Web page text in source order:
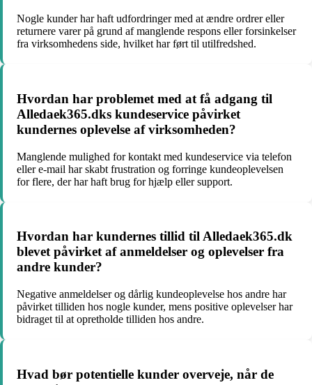
Nogle kunder har haft udfordringer med at ændre ordrer eller
returnere varer på grund af manglende respons eller forsinkelser
fra virksomhedens side, hvilket har ført til utilfredshed.
Hvordan har problemet med at få adgang til
Alledaek365.dks kundeservice påvirket
kundernes oplevelse af virksomheden?
Manglende mulighed for kontakt med kundeservice via telefon
eller e-mail har skabt frustration og forringe kundeoplevelsen
for flere, der har haft brug for hjælp eller support.
Hvordan har kundernes tillid til Alledaek365.dk
blevet påvirket af anmeldelser og oplevelser fra
andre kunder?
Negative anmeldelser og dårlig kundeoplevelse hos andre har
påvirket tilliden hos nogle kunder, mens positive oplevelser har
bidraget til at opretholde tilliden hos andre.
Hvad bør potentielle kunder overveje, når de